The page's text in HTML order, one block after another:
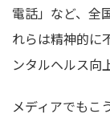
電話」など、全
れらは精神的に
ンタルヘルス向
メディアでもこ